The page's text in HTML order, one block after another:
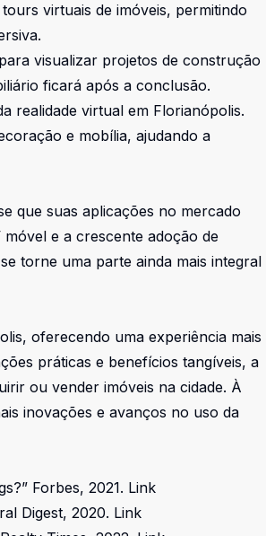
virtuais de imóveis, permitindo
visualizar projetos de construção
ficará após a conclusão.
realidade virtual em Florianópolis.
e mobília, ajudando a
que suas aplicações no mercado
e a crescente adoção de
torne uma parte ainda mais integral
oferecendo uma experiência mais
práticas e benefícios tangíveis, a
ou vender imóveis na cidade. À
inovações e avanços no uso da
Forbes, 2021. Link
Digest, 2020. Link